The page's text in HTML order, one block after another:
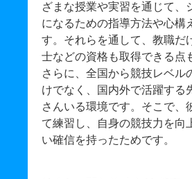
ざまな授業や実習を通じて、
になるための指導方法や心構
す。それらを通して、教職だ
士などの資格も取得できる点
さらに、全国から競技レベル
けでなく、国内外で活躍する
さんいる環境です。そこで、
て練習し、自身の競技力を向
い確信を持ったためです。